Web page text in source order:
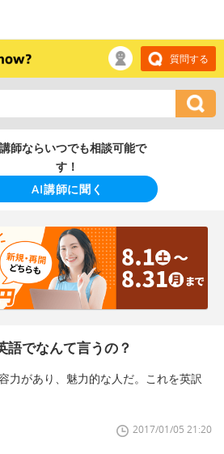
質問する
師ならいつでも相談可能で
す！
AI講師に聞く
語でなんて言うの？
力があり、魅力的な人だ。これを英訳
2017/01/05 21:20